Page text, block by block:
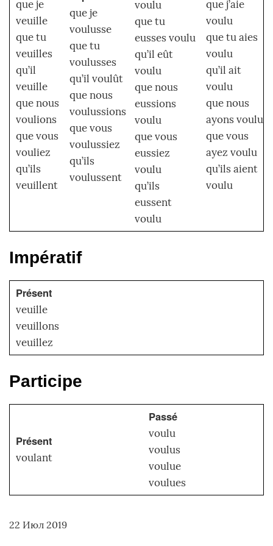
que je
veuille
que tu
veuilles
qu’il
veuille
que nous
voulions
que vous
vouliez
qu’ils
veuillent
que je
voulusse
que tu
voulusses
qu’il voulût
que nous
voulussions
que vous
voulussiez
qu’ils
voulussent
voulu
que tu
eusses voulu
qu’il eût
voulu
que nous
eussions
voulu
que vous
eussiez
voulu
qu’ils
eussent
voulu
que j’aie
voulu
que tu aies
voulu
qu’il ait
voulu
que nous
ayons voulu
que vous
ayez voulu
qu’ils aient
voulu
Impératif
Présent
veuille
veuillons
veuillez
Participe
Présent
voulant
Passé
voulu
voulus
voulue
voulues
22 Июл 2019